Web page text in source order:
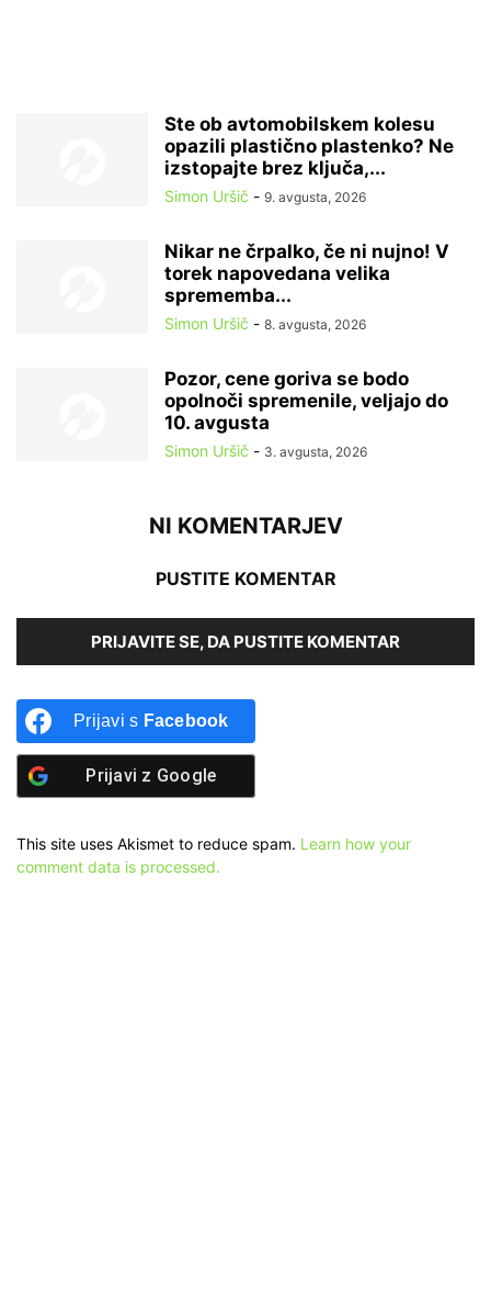
Ste ob avtomobilskem kolesu
opazili plastično plastenko? Ne
izstopajte brez ključa,...
Simon Uršič - 9. avgusta, 2026
Nikar ne črpalko, če ni nujno! V
torek napovedana velika
sprememba...
Simon Uršič - 8. avgusta, 2026
Pozor, cene goriva se bodo
opolnoči spremenile, veljajo do
10. avgusta
Simon Uršič - 3. avgusta, 2026
NI KOMENTARJEV
PUSTITE KOMENTAR
PRIJAVITE SE, DA PUSTITE KOMENTAR
Prijavi s Facebook
Prijavi z Google
This site uses Akismet to reduce spam. Learn how your
comment data is processed.